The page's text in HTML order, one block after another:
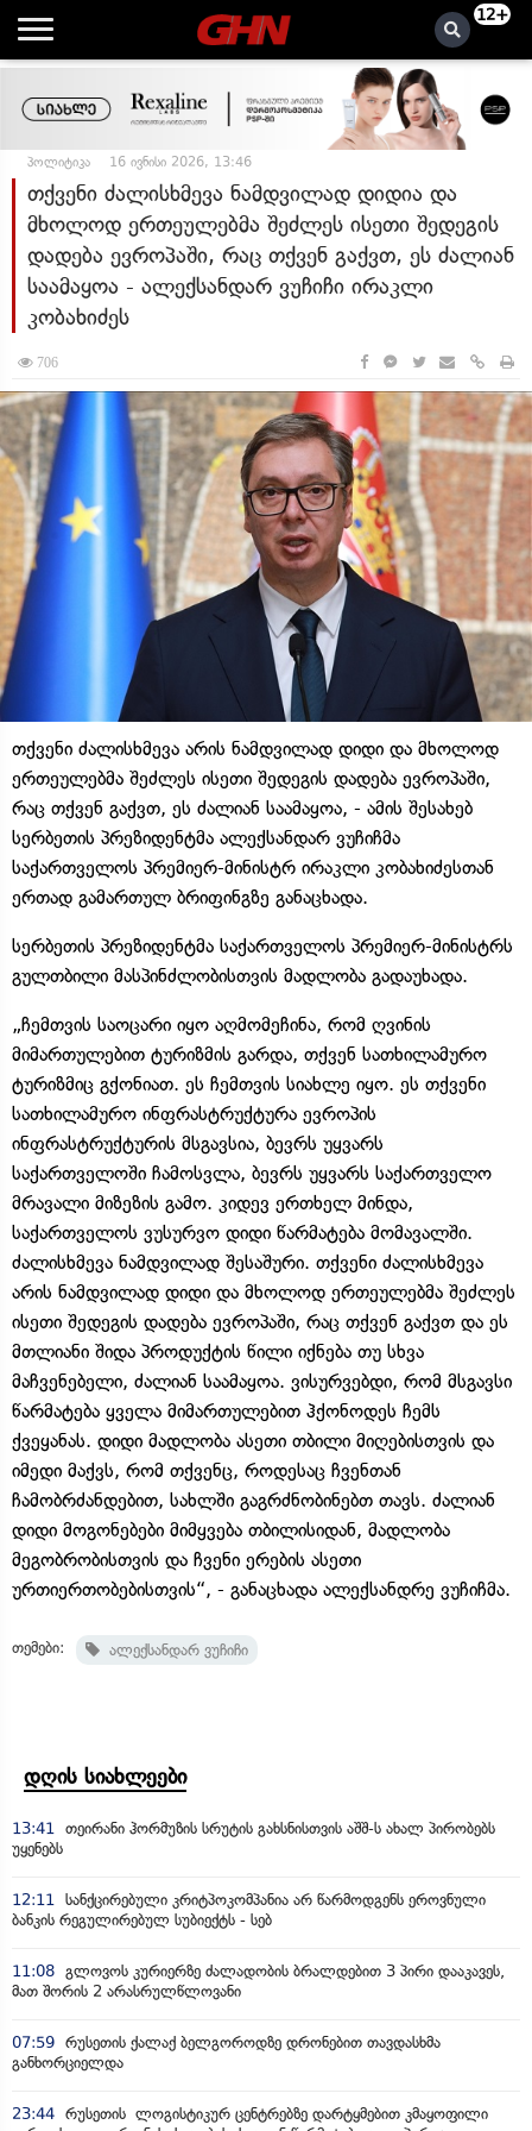
12+
პოლიტიკა 16 ივნისი 2026, 13:46
თქვენი ძალისხმევა ნამდვილად დიდია და
მხოლოდ ერთეულებმა შეძლეს ისეთი შედეგის
დადება ევროპაში, რაც თქვენ გაქვთ, ეს ძალიან
საამაყოა - ალექსანდარ ვუჩიჩი ირაკლი
კობახიძეს
706
თქვენი ძალისხმევა არის ნამდვილად დიდი და მხოლოდ
ერთეულებმა შეძლეს ისეთი შედეგის დადება ევროპაში,
რაც თქვენ გაქვთ, ეს ძალიან საამაყოა, - ამის შესახებ
სერბეთის პრეზიდენტმა ალექსანდარ ვუჩიჩმა
საქართველოს პრემიერ-მინისტრ ირაკლი კობახიძესთან
ერთად გამართულ ბრიფინგზე განაცხადა.
სერბეთის პრეზიდენტმა საქართველოს პრემიერ-მინისტრს
გულთბილი მასპინძლობისთვის მადლობა გადაუხადა.
„ჩემთვის საოცარი იყო აღმომეჩინა, რომ ღვინის
მიმართულებით ტურიზმის გარდა, თქვენ სათხილამურო
ტურიზმიც გქონიათ. ეს ჩემთვის სიახლე იყო. ეს თქვენი
სათხილამურო ინფრასტრუქტურა ევროპის
ინფრასტრუქტურის მსგავსია, ბევრს უყვარს
საქართველოში ჩამოსვლა, ბევრს უყვარს საქართველო
მრავალი მიზეზის გამო. კიდევ ერთხელ მინდა,
საქართველოს ვუსურვო დიდი წარმატება მომავალში.
ძალისხმევა ნამდვილად შესაშური. თქვენი ძალისხმევა
არის ნამდვილად დიდი და მხოლოდ ერთეულებმა შეძლეს
ისეთი შედეგის დადება ევროპაში, რაც თქვენ გაქვთ და ეს
მთლიანი შიდა პროდუქტის წილი იქნება თუ სხვა
მაჩვენებელი, ძალიან საამაყოა. ვისურვებდი, რომ მსგავსი
წარმატება ყველა მიმართულებით ჰქონოდეს ჩემს
ქვეყანას. დიდი მადლობა ასეთი თბილი მიღებისთვის და
იმედი მაქვს, რომ თქვენც, როდესაც ჩვენთან
ჩამობრძანდებით, სახლში გაგრძნობინებთ თავს. ძალიან
დიდი მოგონებები მიმყვება თბილისიდან, მადლობა
მეგობრობისთვის და ჩვენი ერების ასეთი
ურთიერთობებისთვის“, - განაცხადა ალექსანდრე ვუჩიჩმა.
თემები: ალექსანდარ ვუჩიჩი
დღის სიახლეები
13:41
თეირანი ჰორმუზის სრუტის გახსნისთვის აშშ-ს ახალ პირობებს
უყენებს
12:11
სანქცირებული კრიტპოკომპანია არ წარმოდგენს ეროვნული
ბანკის რეგულირებულ სუბიექტს - სებ
11:08 გლოვოს კურიერზე ძალადობის ბრალდებით 3 პირი დააკავეს,
მათ შორის 2 არასრულწლოვანი
07:59 რუსეთის ქალაქ ბელგოროდზე დრონებით თავდასხმა
განხორციელდა
23:44 რუსეთის ლოგისტიკურ ცენტრებზე დარტყმებით კმაყოფილი